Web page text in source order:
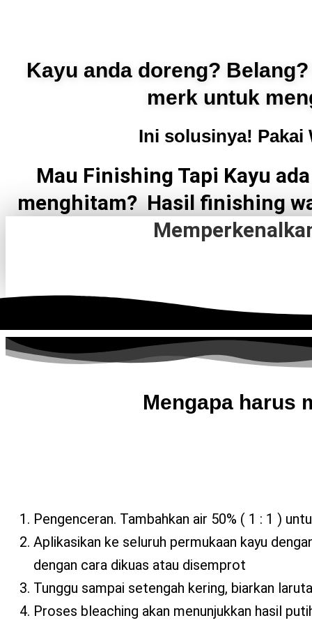
Kayu anda doreng?
merk untuk
Ini solusinya! Pakai
Mau Finishing Tapi Kayu
menghitam? Hasil finishing
Mengapa harus
Pengenceran. Tambahkan air 50% ( 1 : 1 )
Aplikasikan ke seluruh permukaan kayu
dengan cara dikuas atau disemprot
Tunggu sampai setengah kering, biarkan
Proses bleaching akan menunjukkan hasil